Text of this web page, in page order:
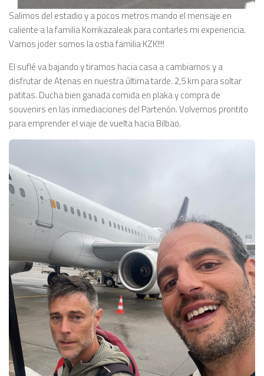
Salimos del estadio y a pocos metros mando el mensaje en
caliente a la familia Korrikazaleak para contarles mi experiencia.
Vamos joder somos la ostia familia KZK!!!!
El suflé va bajando y tiramos hacia casa a cambiarnos y a
disfrutar de Atenas en nuestra última tarde. 2,5 km para soltar
patitas. Ducha bien ganada comida en plaka y compra de
souvenirs en las inmediaciones del Partenón. Volvemos prontito
para emprender el viaje de vuelta hacia Bilbao.